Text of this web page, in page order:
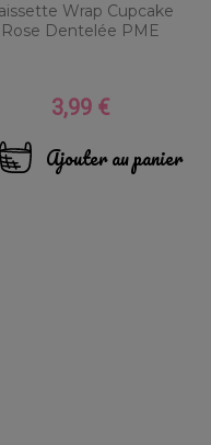
Wrap Cupcake
Rose Dentelée PME
Prix
3,99 €
Ajouter au panier